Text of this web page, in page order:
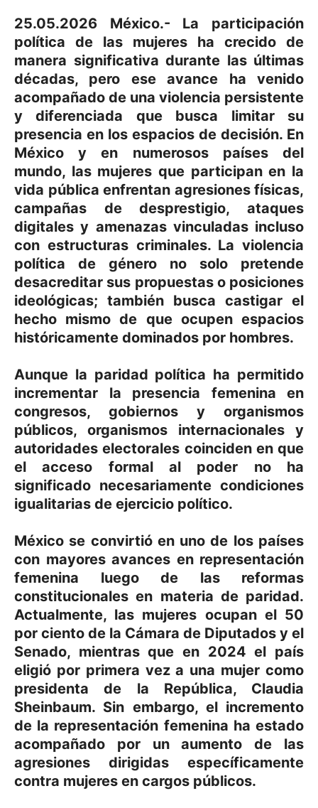
25.05.2026 México.- La participación
política de las mujeres ha crecido de
manera significativa durante las últimas
décadas, pero ese avance ha venido
acompañado de una violencia persistente
y diferenciada que busca limitar su
presencia en los espacios de decisión. En
México y en numerosos países del
mundo, las mujeres que participan en la
vida pública enfrentan agresiones físicas,
campañas de desprestigio, ataques
digitales y amenazas vinculadas incluso
con estructuras criminales. La violencia
política de género no solo pretende
desacreditar sus propuestas o posiciones
ideológicas; también busca castigar el
hecho mismo de que ocupen espacios
históricamente dominados por hombres.
Aunque la paridad política ha permitido
incrementar la presencia femenina en
congresos, gobiernos y organismos
públicos, organismos internacionales y
autoridades electorales coinciden en que
el acceso formal al poder no ha
significado necesariamente condiciones
igualitarias de ejercicio político.
México se convirtió en uno de los países
con mayores avances en representación
femenina luego de las reformas
constitucionales en materia de paridad.
Actualmente, las mujeres ocupan el 50
por ciento de la Cámara de Diputados y el
Senado, mientras que en 2024 el país
eligió por primera vez a una mujer como
presidenta de la República, Claudia
Sheinbaum. Sin embargo, el incremento
de la representación femenina ha estado
acompañado por un aumento de las
agresiones dirigidas específicamente
contra mujeres en cargos públicos.